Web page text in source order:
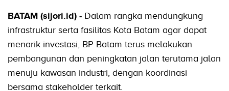
BATAM (sijori.id) - Dalam rangka mendungkung
infrastruktur serta fasilitas Kota Batam agar dapat
menarik investasi, BP Batam terus melakukan
pembangunan dan peningkatan jalan terutama jalan
menuju kawasan industri, dengan koordinasi
bersama stakeholder terkait.